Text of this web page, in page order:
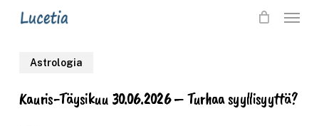
content
Menu
Astrologia
Kauris-Täysikuu 30.06.2026 – Turhaa syyllisyyttä?